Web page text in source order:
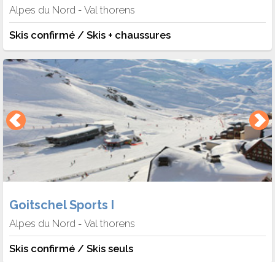
Alpes du Nord - Val thorens
Skis confirmé / Skis + chaussures
Goitschel Sports I
Alpes du Nord - Val thorens
Skis confirmé / Skis seuls